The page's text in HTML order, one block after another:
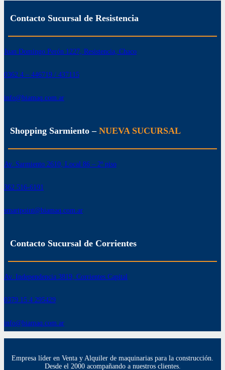
Contacto Sucursal de Resistencia
Juan Domingo Perón 1227, Resistencia, Chaco
0362 4 – 446719 / 437115
info@biamaq.com.ar
Shopping Sarmiento – NUEVA SUCURSAL
Av. Sarmiento 2610, Local 86 – 2º piso
362 516-6191
smartpoint@biamaq.com.ar
Contacto Sucursal de Corrientes
Av. Independencia 3819, Corrientes Capital
0379 15 4 295429
info@biamaq.com.ar
Empresa líder en Venta y Alquiler de maquinarias para la construcción.
Desde el 2000 acompañando a nuestros clientes.